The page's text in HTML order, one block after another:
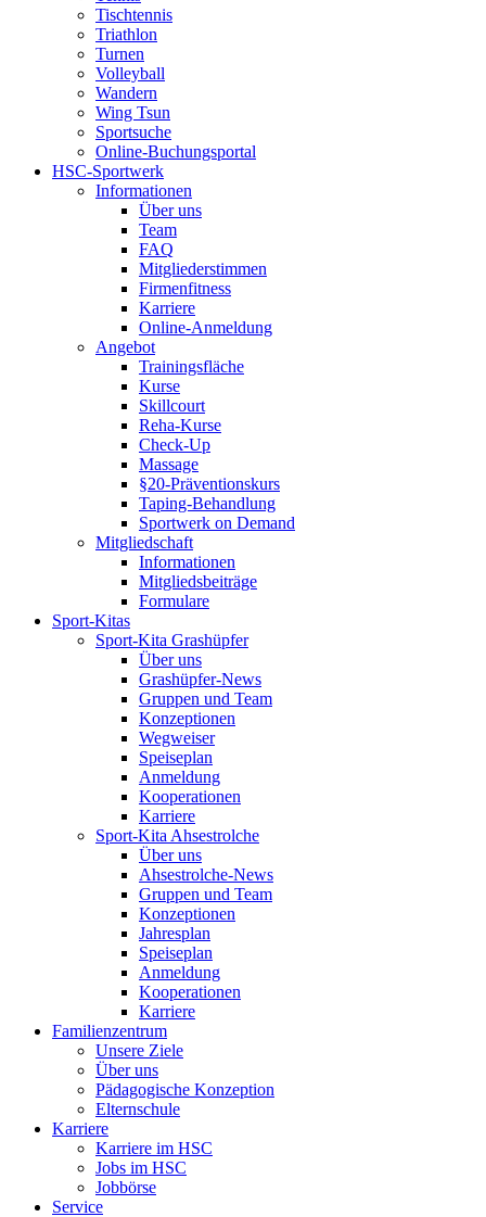
Tischtennis
Triathlon
Turnen
Volleyball
Wandern
Wing Tsun
Sportsuche
Online-Buchungsportal
HSC-Sportwerk
Informationen
Über uns
Team
FAQ
Mitgliederstimmen
Firmenfitness
Karriere
Online-Anmeldung
Angebot
Trainingsfläche
Kurse
Skillcourt
Reha-Kurse
Check-Up
Massage
§20-Präventionskurs
Taping-Behandlung
Sportwerk on Demand
Mitgliedschaft
Informationen
Mitgliedsbeiträge
Formulare
Sport-Kitas
Sport-Kita Grashüpfer
Über uns
Grashüpfer-News
Gruppen und Team
Konzeptionen
Wegweiser
Speiseplan
Anmeldung
Kooperationen
Karriere
Sport-Kita Ahsestrolche
Über uns
Ahsestrolche-News
Gruppen und Team
Konzeptionen
Jahresplan
Speiseplan
Anmeldung
Kooperationen
Karriere
Familienzentrum
Unsere Ziele
Über uns
Pädagogische Konzeption
Elternschule
Karriere
Karriere im HSC
Jobs im HSC
Jobbörse
Service